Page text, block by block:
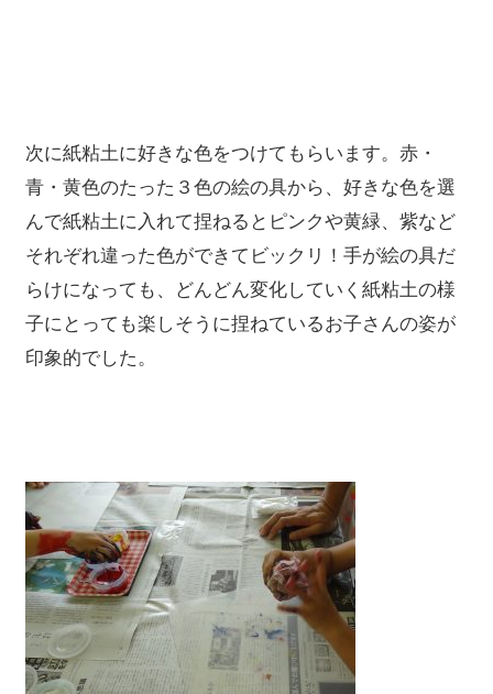
次に紙粘土に好きな色をつけてもらいます。赤・
青・黄色のたった３色の絵の具から、好きな色を選
んで紙粘土に入れて捏ねるとピンクや黄緑、紫など
それぞれ違った色ができてビックリ！手が絵の具だ
らけになっても、どんどん変化していく紙粘土の様
子にとっても楽しそうに捏ねているお子さんの姿が
印象的でした。